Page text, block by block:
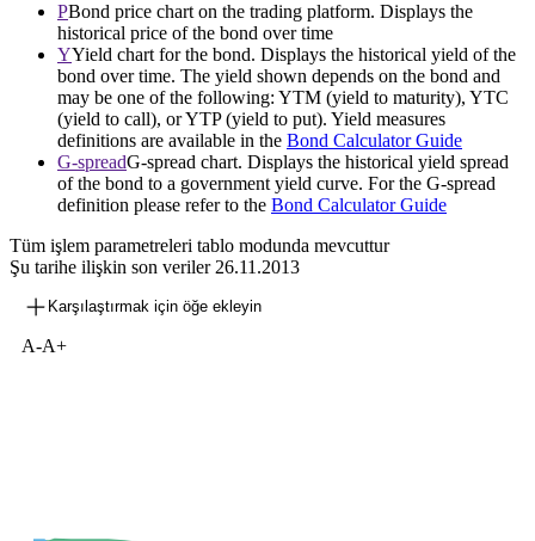
PBond price chart on the trading platform. Displays the
historical price of the bond over time
YYield chart for the bond. Displays the historical yield of the
bond over time. The yield shown depends on the bond and
may be one of the following: YTM (yield to maturity), YTC
(yield to call), or YTP (yield to put). Yield measures
definitions are available in the Bond Calculator Guide
G-spreadG-spread chart. Displays the historical yield spread
of the bond to a government yield curve. For the G-spread
definition please refer to the Bond Calculator Guide
Tüm işlem parametreleri tablo modunda mevcuttur
Şu tarihe ilişkin son veriler26.11.2013
Karşılaştırmak için öğe ekleyin